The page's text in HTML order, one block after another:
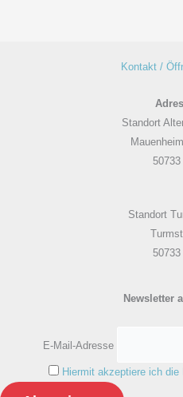
Kontakt /
Standort
Standort
Newsletter
E-Mail-Adresse
Hiermit akzeptiere ich